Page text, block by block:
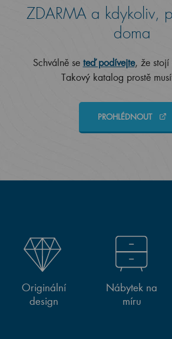
ZDARMA a kdykoliv,
doma
Schválně se teď podívejte, že stojí
Takový katalog prostě
PROHLÉDNOUT
Originální
design
Nábytek na
míru